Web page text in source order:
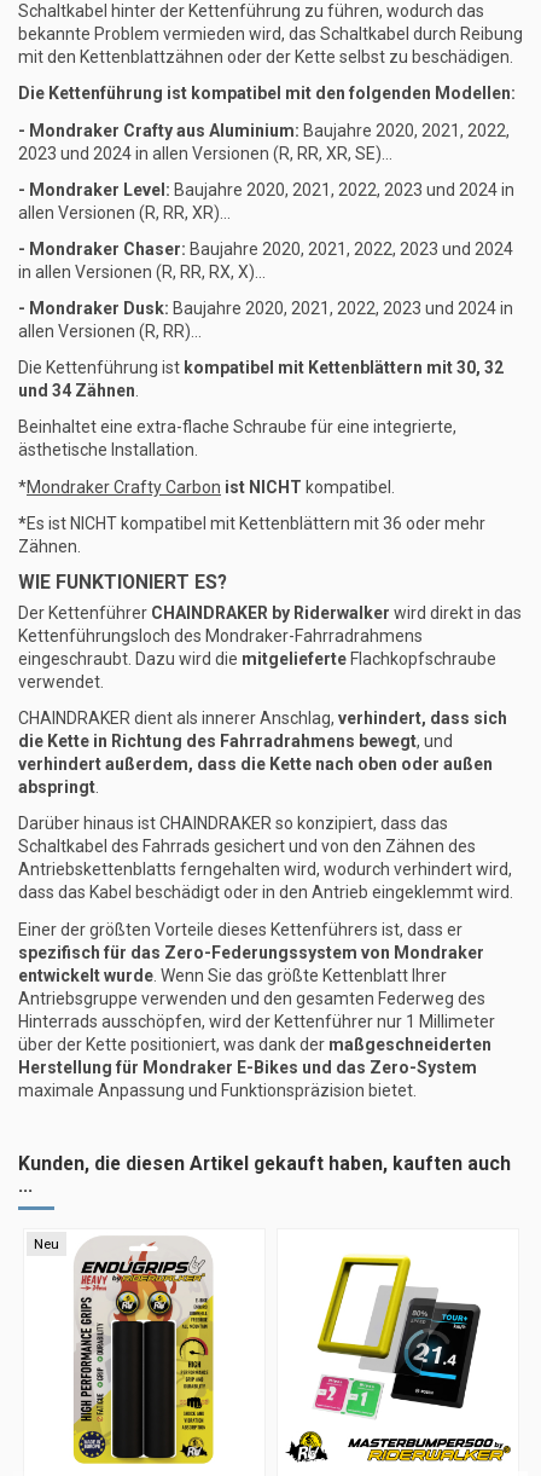
Schaltkabel hinter der Kettenführung zu führen, wodurch das
bekannte Problem vermieden wird, das Schaltkabel durch Reibung
mit den Kettenblattzähnen oder der Kette selbst zu beschädigen.
Die Kettenführung ist kompatibel mit den folgenden Modellen:
- Mondraker Crafty aus Aluminium: Baujahre 2020, 2021, 2022,
2023 und 2024 in allen Versionen (R, RR, XR, SE)...
- Mondraker Level: Baujahre 2020, 2021, 2022, 2023 und 2024 in
allen Versionen (R, RR, XR)...
- Mondraker Chaser: Baujahre 2020, 2021, 2022, 2023 und 2024
in allen Versionen (R, RR, RX, X)...
- Mondraker Dusk: Baujahre 2020, 2021, 2022, 2023 und 2024 in
allen Versionen (R, RR)...
Die Kettenführung ist kompatibel mit Kettenblättern mit 30, 32
und 34 Zähnen.
Beinhaltet eine extra-flache Schraube für eine integrierte,
ästhetische Installation.
*Mondraker Crafty Carbon ist NICHT kompatibel.
*Es ist NICHT kompatibel mit Kettenblättern mit 36 oder mehr
Zähnen.
WIE FUNKTIONIERT ES?
Der Kettenführer CHAINDRAKER by Riderwalker wird direkt in das
Kettenführungsloch des Mondraker-Fahrradrahmens
eingeschraubt. Dazu wird die mitgelieferte Flachkopfschraube
verwendet.
CHAINDRAKER dient als innerer Anschlag, verhindert, dass sich
die Kette in Richtung des Fahrradrahmens bewegt, und
verhindert außerdem, dass die Kette nach oben oder außen
abspringt.
Darüber hinaus ist CHAINDRAKER so konzipiert, dass das
Schaltkabel des Fahrrads gesichert und von den Zähnen des
Antriebskettenblatts ferngehalten wird, wodurch verhindert wird,
dass das Kabel beschädigt oder in den Antrieb eingeklemmt wird.
Einer der größten Vorteile dieses Kettenführers ist, dass er
spezifisch für das Zero-Federungssystem von Mondraker
entwickelt wurde . Wenn Sie das größte Kettenblatt Ihrer
Antriebsgruppe verwenden und den gesamten Federweg des
Hinterrads ausschöpfen, wird der Kettenführer nur 1 Millimeter
über der Kette positioniert, was dank der maßgeschneiderten
Herstellung für Mondraker E-Bikes und das Zero-System
maximale Anpassung und Funktionspräzision bietet.
Kunden, die diesen Artikel gekauft haben, kauften auch
...
Neu